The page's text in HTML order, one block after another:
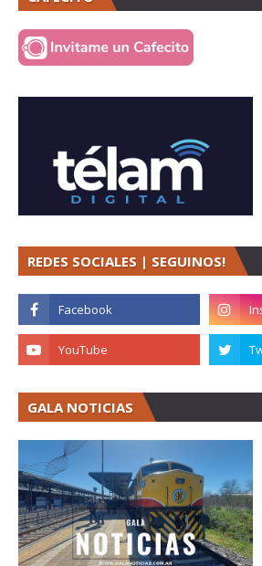
REDES SOCIALES | SEGUINOS!
GALA NOTICIAS